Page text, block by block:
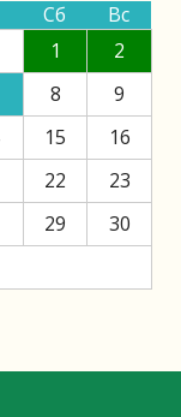
Сб
Вс
1
2
8
9
15
16
22
23
29
30